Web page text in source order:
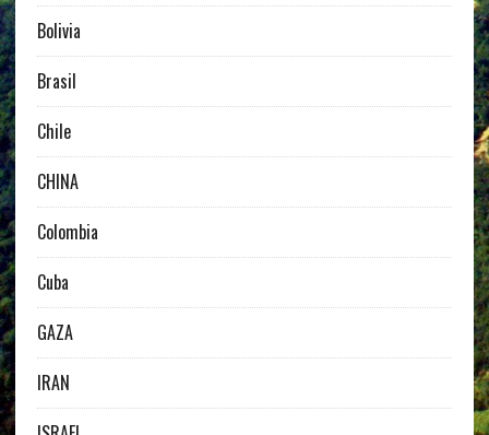
Bolivia
Brasil
Chile
CHINA
Colombia
Cuba
GAZA
IRAN